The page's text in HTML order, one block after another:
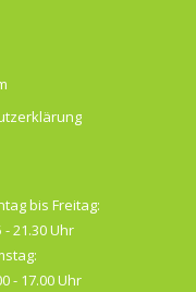
bis Freitag:
- 21.30 Uhr
- 17.00 Uhr